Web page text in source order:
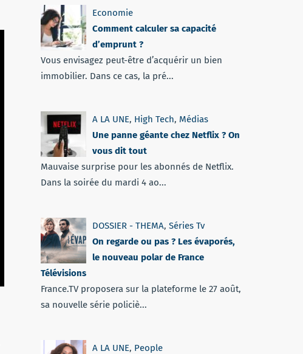
Economie
Comment calculer sa capacité
d’emprunt ?
Vous envisagez peut-être d’acquérir un bien
immobilier. Dans ce cas, la pré...
A LA UNE, High Tech, Médias
Une panne géante chez Netflix ? On
vous dit tout
Mauvaise surprise pour les abonnés de Netflix.
Dans la soirée du mardi 4 ao...
DOSSIER - THEMA, Séries Tv
On regarde ou pas ? Les évaporés,
le nouveau polar de France
Télévisions
France.TV proposera sur la plateforme le 27 août,
sa nouvelle série policiè...
A LA UNE, People